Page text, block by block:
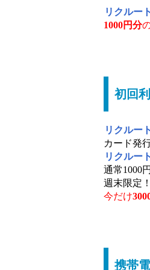
リクルー
1000円分
初回
リクルー
カード発
リクルー
通常1000
週末限定！
今だけ
携帯